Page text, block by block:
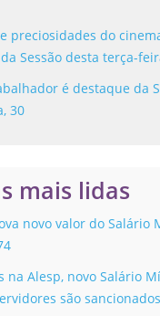
preciosidades do
Sessão desta terça-
é destaque da
30
mais lidas
novo valor do Salário
na Alesp, novo Salário
são sancionados